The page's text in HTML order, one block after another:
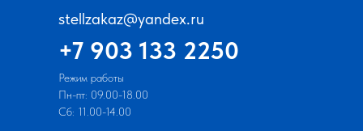
Режим работы
Пн-пт: 09.00-18.00
Сб: 11.00-14.00
stellzakaz@yandex.ru
+7 903 133 2250